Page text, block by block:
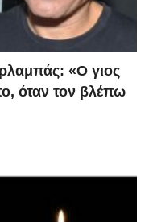
«Ο γιος
όταν τον βλέπω